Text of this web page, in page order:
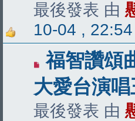
最後發表 由
10-04 , 22:54
福智讚頌
大愛台演
最後發表 由